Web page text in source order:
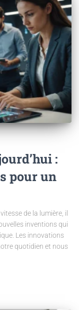
:
pour un
de la lumière, il
inventions qui
Les innovations
quotidien et nous